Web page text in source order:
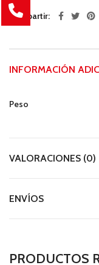
Compartir
INFORMACIÓN
Peso
VALORACIONES (0)
ENVÍOS
PRODUCTOS